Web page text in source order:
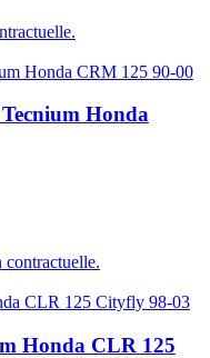
Tecnium Honda
contractuelle.
Honda CLR 125